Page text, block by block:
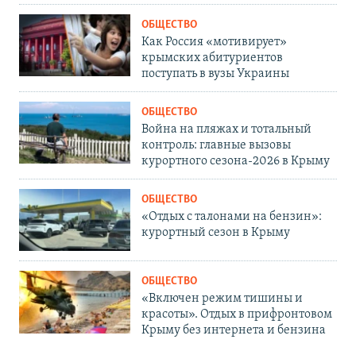
ОБЩЕСТВО
Как Россия «мотивирует»
крымских абитуриентов
поступать в вузы Украины
ОБЩЕСТВО
Война на пляжах и тотальный
контроль: главные вызовы
курортного сезона-2026 в Крыму
ОБЩЕСТВО
«Отдых с талонами на бензин»:
курортный сезон в Крыму
ОБЩЕСТВО
«Включен режим тишины и
красоты». Отдых в прифронтовом
Крыму без интернета и бензина